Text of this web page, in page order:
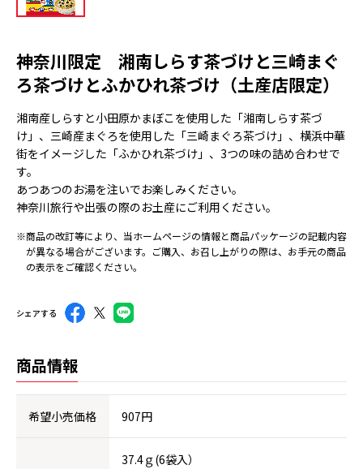
神奈川限定 湘南しらす茶づけと三崎まぐ
ろ茶づけとふかひれ茶づけ（土産店限定）
湘南産しらすと小田原かまぼこを使用した「湘南しらす茶づ
け」、三崎産まぐろを使用した「三崎まぐろ茶づけ」、横浜中華
街をイメージした「ふかひれ茶づけ」、3つの味の詰め合わせで
す。
あつあつのお湯を注いでお楽しみください。
神奈川旅行や出張の際のお土産にご利用ください。
※商品の改訂等により、当ホームページの情報と商品パッケージの記載内容
が異なる場合がございます。ご購入、お召し上がりの際は、お手元の商品
の表示をご確認ください。
シェアする
商品情報
希望小売価格 907円
37.4ｇ(6袋入）